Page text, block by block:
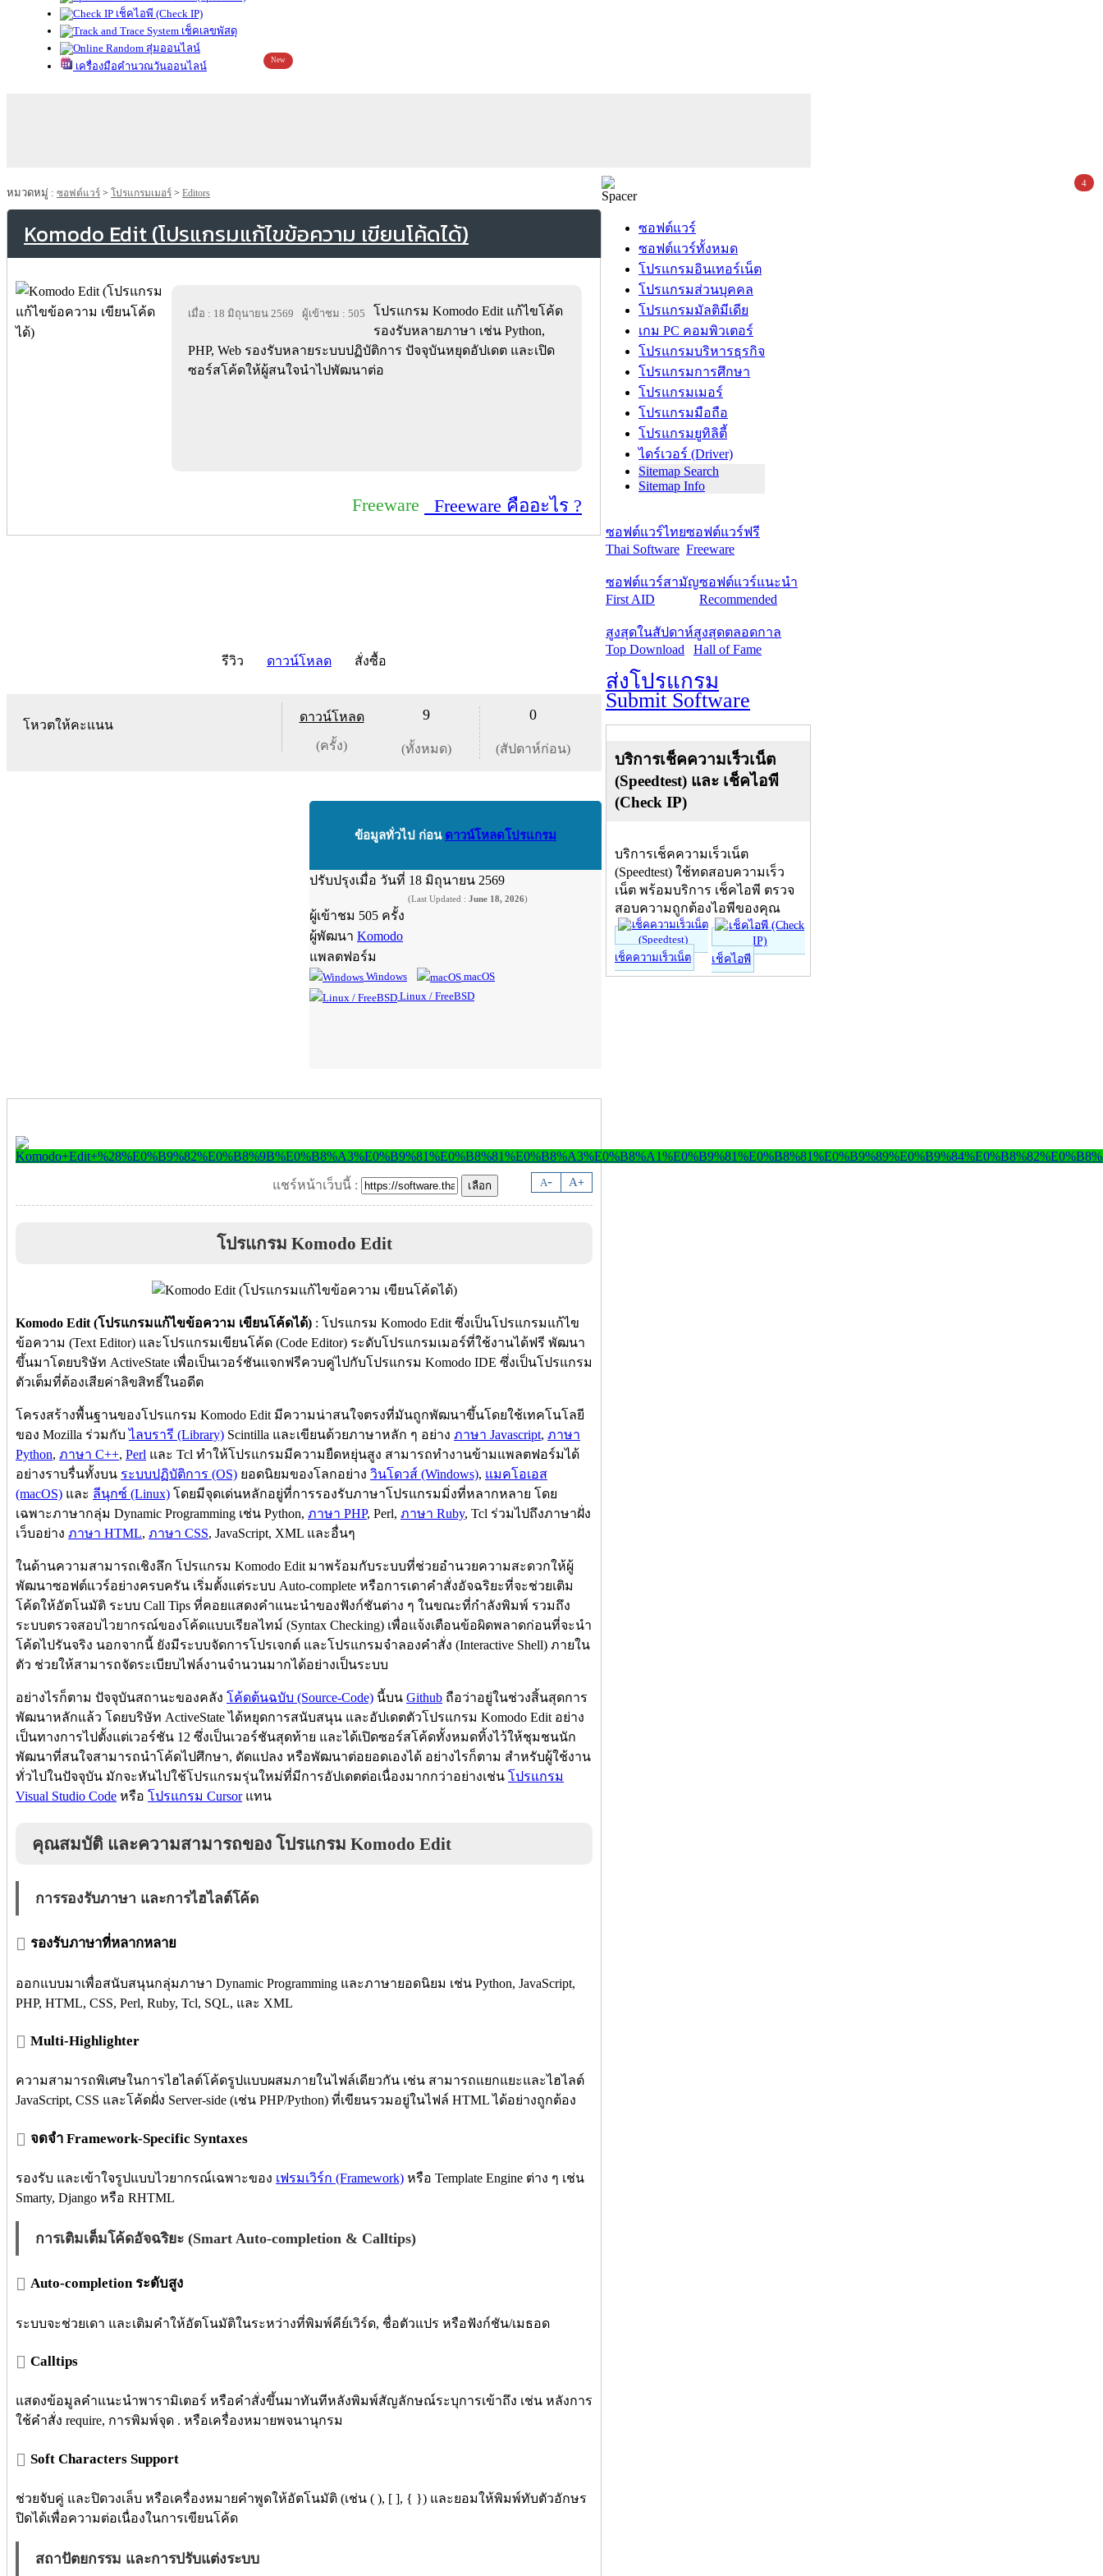
เช็คไอพี (Check IP)
เช็คเลขพัสดุ
สุ่มออนไลน์
เครื่องมือคำนวณวันออนไลน์
New
หมวดหมู่ : ซอฟต์แวร์ > โปรแกรมเมอร์ > Editors
Komodo Edit (โปรแกรมแก้ไขข้อความ เขียนโค้ดได้)
เมื่อ : 18 มิถุนายน 2569 ผู้เข้าชม : 505
โปรแกรม Komodo Edit แก้ไขโค้ด
รองรับหลายภาษา เช่น Python,
PHP, Web รองรับหลายระบบปฏิบัติการ ปัจจุบันหยุดอัปเดต และเปิด
ซอร์สโค้ดให้ผู้สนใจนำไปพัฒนาต่อ
Freeware Freeware คืออะไร ?
รีวิว ดาวน์โหลด สั่งซื้อ
โหวตให้คะแนน
ดาวน์โหลด
(ครั้ง)
9
(ทั้งหมด)
0
(สัปดาห์ก่อน)
ข้อมูลทั่วไป ก่อน ดาวน์โหลดโปรแกรม
ปรับปรุงเมื่อ วันที่ 18 มิถุนายน 2569
(Last Updated : June 18, 2026)
ผู้เข้าชม 505 ครั้ง
ผู้พัฒนา Komodo
แพลตฟอร์ม
Windows
macOS
Linux / FreeBSD
A- A+
แชร์หน้าเว็บนี้ :
โปรแกรม Komodo Edit
Komodo Edit (โปรแกรมแก้ไขข้อความ เขียนโค้ดได้) : โปรแกรม Komodo Edit ซึ่งเป็นโปรแกรมแก้ไข
ข้อความ (Text Editor) และโปรแกรมเขียนโค้ด (Code Editor) ระดับโปรแกรมเมอร์ที่ใช้งานได้ฟรี พัฒนา
ขึ้นมาโดยบริษัท ActiveState เพื่อเป็นเวอร์ชันแจกฟรีควบคู่ไปกับโปรแกรม Komodo IDE ซึ่งเป็นโปรแกรม
ตัวเต็มที่ต้องเสียค่าลิขสิทธิ์ในอดีต
โครงสร้างพื้นฐานของโปรแกรม Komodo Edit มีความน่าสนใจตรงที่มันถูกพัฒนาขึ้นโดยใช้เทคโนโลยี
ของ Mozilla ร่วมกับไลบรารี (Library) Scintilla และเขียนด้วยภาษาหลัก ๆ อย่าง ภาษา Javascript, ภาษา
Python, ภาษา C++, Perl และ Tcl ทำให้โปรแกรมมีความยืดหยุ่นสูง สามารถทำงานข้ามแพลตฟอร์มได้
อย่างราบรื่นทั้งบน ระบบปฏิบัติการ (OS) ยอดนิยมของโลกอย่าง วินโดวส์ (Windows), แมคโอเอส
(macOS) และ ลีนุกซ์ (Linux) โดยมีจุดเด่นหลักอยู่ที่การรองรับภาษาโปรแกรมมิ่งที่หลากหลาย โดย
เฉพาะภาษากลุ่ม Dynamic Programming เช่น Python, ภาษา PHP, Perl, ภาษา Ruby, Tcl ร่วมไปถึงภาษาฝั่ง
เว็บอย่าง ภาษา HTML, ภาษา CSS, JavaScript, XML และอื่นๆ
ในด้านความสามารถเชิงลึก โปรแกรม Komodo Edit มาพร้อมกับระบบที่ช่วยอำนวยความสะดวกให้ผู้
พัฒนาซอฟต์แวร์อย่างครบครัน เริ่มตั้งแต่ระบบ Auto-complete หรือการเดาคำสั่งอัจฉริยะที่จะช่วยเติม
โค้ดให้อัตโนมัติ ระบบ Call Tips ที่คอยแสดงคำแนะนำของฟังก์ชันต่าง ๆ ในขณะที่กำลังพิมพ์ รวมถึง
ระบบตรวจสอบไวยากรณ์ของโค้ดแบบเรียลไทม์ (Syntax Checking) เพื่อแจ้งเตือนข้อผิดพลาดก่อนที่จะนำ
โค้ดไปรันจริง นอกจากนี้ ยังมีระบบจัดการโปรเจกต์ และโปรแกรมจำลองคำสั่ง (Interactive Shell) ภายใน
ตัว ช่วยให้สามารถจัดระเบียบไฟล์งานจำนวนมากได้อย่างเป็นระบบ
อย่างไรก็ตาม ปัจจุบันสถานะของคลัง โค้ดต้นฉบับ (Source-Code) นี้บน Github ถือว่าอยู่ในช่วงสิ้นสุดการ
พัฒนาหลักแล้ว โดยบริษัท ActiveState ได้หยุดการสนับสนุน และอัปเดตตัวโปรแกรม Komodo Edit อย่าง
เป็นทางการไปตั้งแต่เวอร์ชัน 12 ซึ่งเป็นเวอร์ชันสุดท้าย และได้เปิดซอร์สโค้ดทั้งหมดทิ้งไว้ให้ชุมชนนัก
พัฒนาที่สนใจสามารถนำโค้ดไปศึกษา, ดัดแปลง หรือพัฒนาต่อยอดเองได้ อย่างไรก็ตาม สำหรับผู้ใช้งาน
ทั่วไปในปัจจุบัน มักจะหันไปใช้โปรแกรมรุ่นใหม่ที่มีการอัปเดตต่อเนื่องมากกว่าอย่างเช่น โปรแกรม
Visual Studio Code หรือ โปรแกรม Cursorแทน
คุณสมบัติ และความสามารถของ โปรแกรม Komodo Edit
การรองรับภาษา และการไฮไลต์โค้ด
รองรับภาษาที่หลากหลาย
ออกแบบมาเพื่อสนับสนุนกลุ่มภาษา Dynamic Programming และภาษายอดนิยม เช่น Python, JavaScript,
PHP, HTML, CSS, Perl, Ruby, Tcl, SQL, และ XML
Multi-Highlighter
ความสามารถพิเศษในการไฮไลต์โค้ดรูปแบบผสมภายในไฟล์เดียวกัน เช่น สามารถแยกแยะและไฮไลต์
JavaScript, CSS และโค้ดฝั่ง Server-side (เช่น PHP/Python) ที่เขียนรวมอยู่ในไฟล์ HTML ได้อย่างถูกต้อง
จดจำ Framework-Specific Syntaxes
รองรับ และเข้าใจรูปแบบไวยากรณ์เฉพาะของ เฟรมเวิร์ก (Framework) หรือ Template Engine ต่าง ๆ เช่น
Smarty, Django หรือ RHTML
การเติมเต็มโค้ดอัจฉริยะ (Smart Auto-completion & Calltips)
Auto-completion ระดับสูง
ระบบจะช่วยเดา และเติมคำให้อัตโนมัติในระหว่างที่พิมพ์คีย์เวิร์ด, ชื่อตัวแปร หรือฟังก์ชัน/เมธอด
Calltips
แสดงข้อมูลคำแนะนำพารามิเตอร์ หรือคำสั่งขึ้นมาทันทีหลังพิมพ์สัญลักษณ์ระบุการเข้าถึง เช่น หลังการ
ใช้คำสั่ง require, การพิมพ์จุด . หรือเครื่องหมายพจนานุกรม
Soft Characters Support
ช่วยจับคู่ และปิดวงเล็บ หรือเครื่องหมายคำพูดให้อัตโนมัติ (เช่น ( ), [ ], { }) และยอมให้พิมพ์ทับตัวอักษร
ปิดได้เพื่อความต่อเนื่องในการเขียนโค้ด
สถาปัตยกรรม และการปรับแต่งระบบ
ซอฟต์แวร์
ซอฟต์แวร์ทั้งหมด
โปรแกรมอินเทอร์เน็ต
โปรแกรมส่วนบุคคล
โปรแกรมมัลติมีเดีย
เกม PC คอมพิวเตอร์
โปรแกรมบริหารธุรกิจ
โปรแกรมการศึกษา
โปรแกรมเมอร์
โปรแกรมมือถือ
โปรแกรมยูทิลิตี้
ไดร์เวอร์ (Driver)
Sitemap Search
Sitemap Info
ซอฟต์แวร์ไทย
Thai Software
ซอฟต์แวร์ฟรี
Freeware
ซอฟต์แวร์สามัญ
First AID
ซอฟต์แวร์แนะนำ
Recommended
สูงสุดในสัปดาห์
Top Download
สูงสุดตลอดกาล
Hall of Fame
ส่งโปรแกรม
Submit Software
บริการเช็คความเร็วเน็ต
(Speedtest) และ เช็คไอพี
(Check IP)
บริการเช็คความเร็วเน็ต
(Speedtest) ใช้ทดสอบความเร็ว
เน็ต พร้อมบริการ เช็คไอพี ตรวจ
สอบความถูกต้องไอพีของคุณ
เช็คความเร็วเน็ต เช็คไอพี
4